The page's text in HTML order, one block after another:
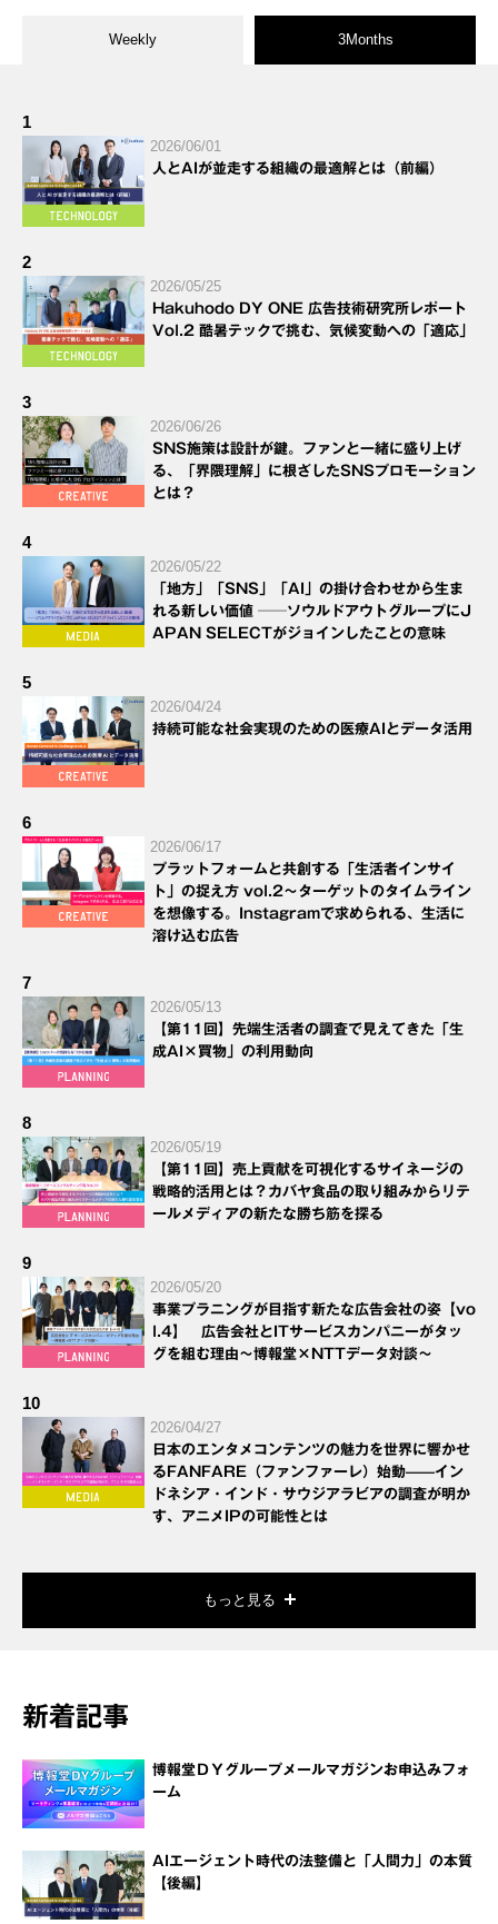
Weekly 3Months
1
2026/06/01
人とAIが並走する組織の最適解とは（前編）
2
2026/05/25
Hakuhodo DY ONE 広告技術研究所レポート
Vol.2 酷暑テックで挑む、気候変動への「適応」
3
2026/06/26
SNS施策は設計が鍵。ファンと一緒に盛り上げ
る、「界隈理解」に根ざしたSNSプロモーション
とは？
4
2026/05/22
「地方」「SNS」「AI」の掛け合わせから生ま
れる新しい価値 ──ソウルドアウトグループにJ
APAN SELECTがジョインしたことの意味
5
2026/04/24
持続可能な社会実現のための医療AIとデータ活用
6
2026/06/17
プラットフォームと共創する「生活者インサイ
ト」の捉え方 vol.2～ターゲットのタイムライン
を想像する。Instagramで求められる、生活に
溶け込む広告
7
2026/05/13
【第11回】先端生活者の調査で見えてきた「生
成AI×買物」の利用動向
8
2026/05/19
【第11回】売上貢献を可視化するサイネージの
戦略的活用とは？カバヤ食品の取り組みからリテ
ールメディアの新たな勝ち筋を探る
9
2026/05/20
事業プラニングが目指す新たな広告会社の姿【vo
l.4】 広告会社とITサービスカンパニーがタッ
グを組む理由～博報堂×NTTデータ対談～
10
2026/04/27
日本のエンタメコンテンツの魅力を世界に響かせ
るFANFARE（ファンファーレ）始動——イン
ドネシア・インド・サウジアラビアの調査が明か
す、アニメIPの可能性とは
もっと見る
新着記事
博報堂ＤＹグループメールマガジンお申込みフォ
ーム
AIエージェント時代の法整備と「人間力」の本質
【後編】